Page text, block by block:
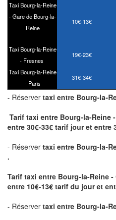
Taxi Bourg-la-Reine
-Gare de Bourg-la-
Reine
10€-13€
Taxi Bourg-la-Reine
- Fresnes
19€-23€
Taxi Bourg-la-Reine
- Paris
31€-34€
- Réserver taxi entre Bourg-la-
Tarif taxi entre Bourg-la-Reine
entre 30€-33€ tarif jour et entre
- Réserver taxi entre Bourg-la-
.
Tarif taxi entre Bourg-la-Reine
entre 10€-13€ tarif du jour et
- Réserver taxi entre Bourg-la-